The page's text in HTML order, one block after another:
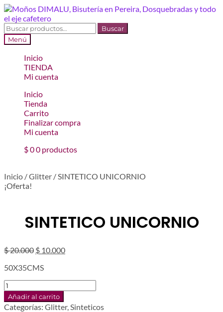
Ir
a
la
navegación
Ir
al
contenido
Buscar
por:
Buscar
Menú
Inicio
TIENDA
Mi cuenta
Inicio
Tienda
Carrito
Finalizar compra
Mi cuenta
$00 productos
Inicio /Glitter /SINTETICO UNICORNIO
¡Oferta!
SINTETICO UNICORNIO
$20.000 El
original
era:
$ 10.000El
es:
50X35CMS
SINTETICO
UNICORNIO
cantidad
Añadir al carrito
Categorías: Glitter,Sinteticos